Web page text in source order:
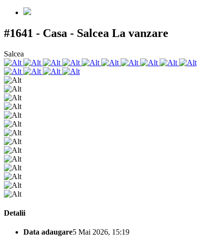
#1641 - Casa - Salcea La vanzare
Salcea
Detalii
Data adaugare5 Mai 2026, 15:19